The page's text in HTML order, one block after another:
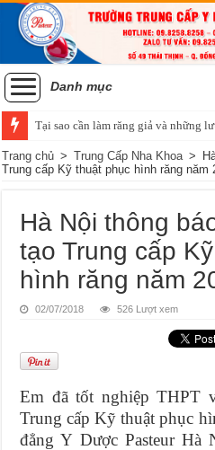
Danh mục
Tại sao cần làm răng giả và những
Trang chủ > Trung Cấp Nha Khoa >
Trung cấp Kỹ thuật phục hình răng năm
Hà Nội thông
tạo Trung cấp
hình răng năm
02/07/2018 526 Lượt xem
Em đã tốt nghiệp THPT
Trung cấp Kỹ thuật phục
đẳng Y Dược Pasteur Hà